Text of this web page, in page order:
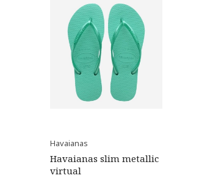
Havaianas
Havaianas slim metallic
virtual